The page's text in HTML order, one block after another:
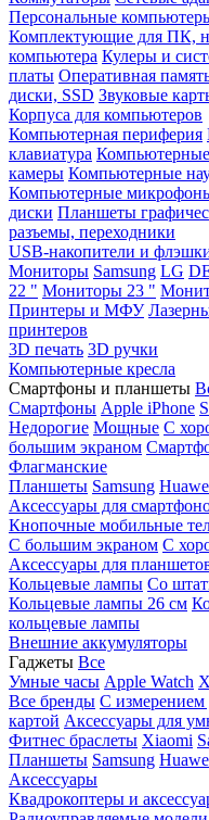
Персональные
Комплектующие для ПК,
компьютера Кулеры и
платы Оперативная
диски, SSD Звуковые
Корпуса для компьютеров
Компьютерная периферия
клавиатура
камеры Компьютерные
Компьютерные
диски Планшеты
разъемы, переходники
USB-накопители и
Мониторы Samsung LG
22 " Мониторы 23 "
Принтеры и МФУ
принтеров
3D печать 3D ручки
Компьютерные кресла
Смартфоны и планшеты
Смартфоны Apple iPhone
Недорогие Мощные С
большим экраном
Флагманские
Планшеты Samsung
Аксессуары для
Кнопочные мобильные
С большим экраном С
Аксессуары для
Кольцевые лампы Со
Кольцевые лампы 26 см
кольцевые лампы
Внешние аккумуляторы
Гаджеты Все
Умные часы Apple Watch
Все бренды C измерением
картой Аксессуары для
Фитнес браслеты Xiaomi
Планшеты Samsung
Аксессуары
Квадрокоптеры и